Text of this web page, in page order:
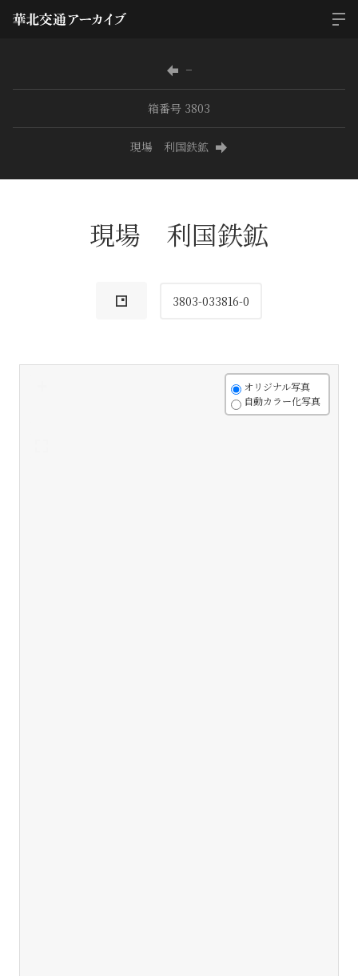
−
箱番号 3803
現場 利国鉄鉱
現場 利国鉄鉱
3803-033816-0
オリジナル写真
自動カラー化写真